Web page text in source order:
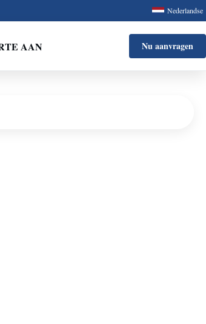
Nederlandse
AAN Nu aanvragen